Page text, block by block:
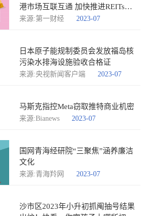
港市场互联互通 加快推进REITs专
项立法
来源:第一财经 2023-07
日本原子能规制委员会发放福岛核
污染水排海设施验收合格证
来源:央视新闻客户端 2023-07
马斯克指控Meta窃取推特商业机密
来源:Bianews 2023-07
国网青海经研院“三聚焦”涵养廉洁
文化
来源:青海羚网 2023-07
沙市区2023年小升初抓阄抽号结果